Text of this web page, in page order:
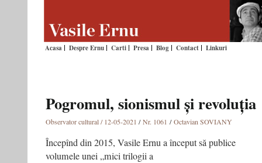
Acasa Despre Ernu Carti Presa Blog Contact Linkuri
Pogromul, sionismul și revoluția
Observator cultural / 12-05-2021 /Nr. 1061 /Octavian SOVIANY
Începînd din 2015, Vasile Ernu a început să publice
volumele unei „mici trilogii a